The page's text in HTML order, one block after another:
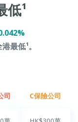
低¹
最低¹。
司 C保險公司